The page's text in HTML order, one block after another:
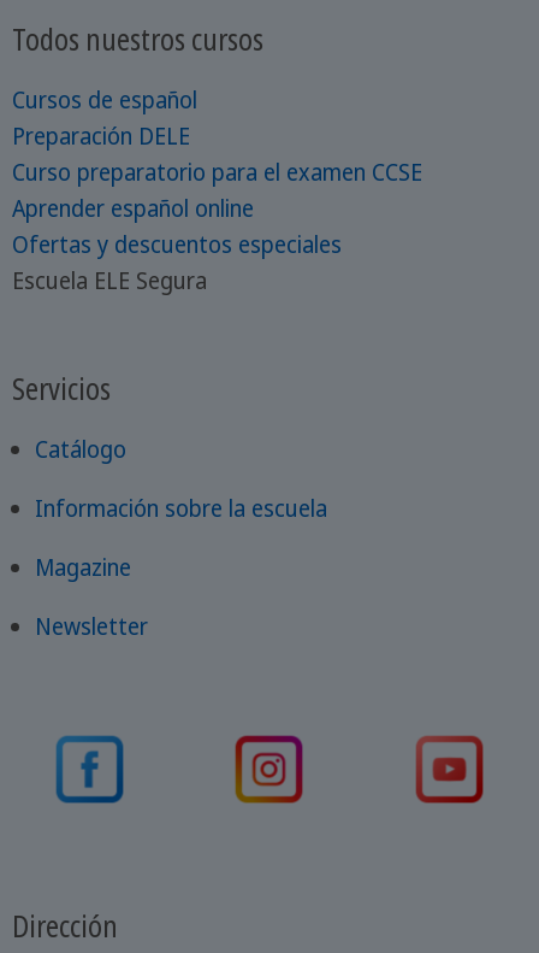
Todos nuestros cursos
Cursos de español
Preparación DELE
Curso preparatorio para el examen CCSE
Aprender español online
Ofertas y descuentos especiales
Escuela ELE Segura
Servicios
Catálogo
Información sobre la escuela
Magazine
Newsletter
Dirección